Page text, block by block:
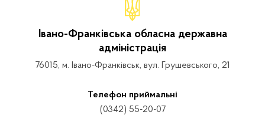
Івано-Франківська обласна державна
адміністрація
76015, м. Івано-Франківськ, вул. Грушевського, 21
Телефон приймальні
(0342) 55-20-07